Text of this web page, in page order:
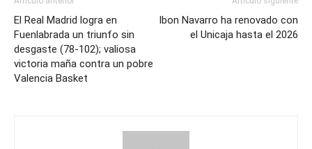
El Real Madrid logra en
Fuenlabrada un triunfo sin
desgaste (78-102); valiosa
victoria maña contra un pobre
Valencia Basket
Ibon Navarro ha renovado con
el Unicaja hasta el 2026